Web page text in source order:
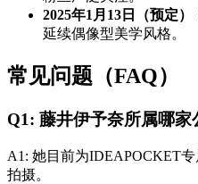
2025年1月13日（预定）
延续偶像型美学风格。
常见问题（FAQ）
Q1: 藤井伊予奈所属哪家
A1: 她目前为IDEAPOCKET
拍摄。